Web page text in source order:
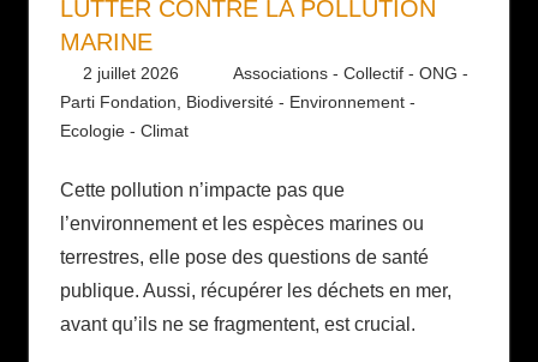
LUTTER CONTRE LA POLLUTION
MARINE
2 juillet 2026 Daniel
Associations - Collectif - ONG -
Parti Fondation
Biodiversité - Environnement -
Ecologie - Climat
Cette pollution n’impacte pas que
l’environnement et les espèces marines ou
terrestres, elle pose des questions de santé
publique. Aussi, récupérer les déchets en mer,
avant qu’ils ne se fragmentent, est crucial.